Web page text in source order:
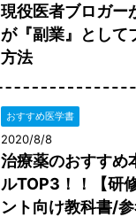
現役医者ブロガー
が『副業』として
方法
おすすめ医学書
2020/8/8
治療薬のおすすめ
ルTOP3！！【研
ント向け教科書/参